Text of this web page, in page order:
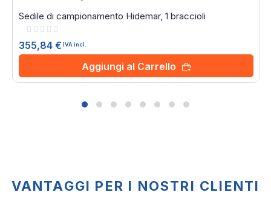
Sedile di campionamento Hidemar, 1 braccioli
Rating:
355,84 € IVA incl.
Aggiungi al Carrello
VANTAGGI PER I NOSTRI CLIENTI